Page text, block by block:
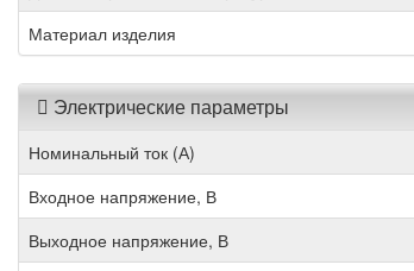
Материал изделия
Электрические параметры
Номинальный ток (А)
Входное напряжение, В
Выходное напряжение, В